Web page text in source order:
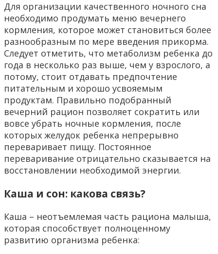
Для организации качественного ночного сна
необходимо продумать меню вечернего
кормления, которое может становиться более
разнообразным по мере введения прикорма.
Следует отметить, что метаболизм ребенка до
года в несколько раз выше, чем у взрослого, а
потому, стоит отдавать предпочтение
питательным и хорошо усвояемым
продуктам. Правильно подобранный
вечерний рацион позволяет сократить или
вовсе убрать ночные кормления, после
которых желудок ребенка непрерывно
переваривает пищу. Постоянное
переваривание отрицательно сказывается на
восстановлении необходимой энергии.
Каша и сон: какова связь?
Каша – неотъемлемая часть рациона малыша,
которая способствует полноценному
развитию организма ребенка: